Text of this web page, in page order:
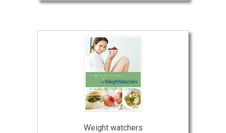
Weight watchers